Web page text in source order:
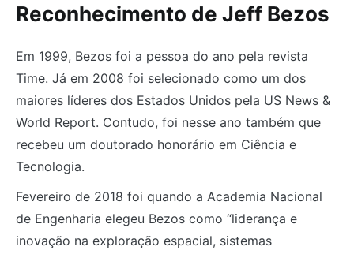
Reconhecimento de Jeff Bezos
Em 1999, Bezos foi a pessoa do ano pela revista
Time. Já em 2008 foi selecionado como um dos
maiores líderes dos Estados Unidos pela US News &
World Report. Contudo, foi nesse ano também que
recebeu um doutorado honorário em Ciência e
Tecnologia.
Fevereiro de 2018 foi quando a Academia Nacional
de Engenharia elegeu Bezos como “liderança e
inovação na exploração espacial, sistemas